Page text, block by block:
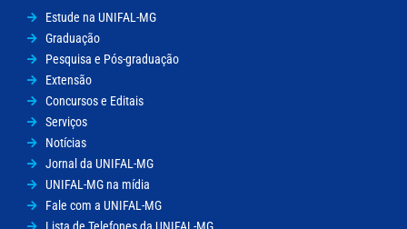
Estude na UNIFAL-MG
Graduação
Pesquisa e Pós-graduação
Extensão
Concursos e Editais
Serviços
Notícias
Jornal da UNIFAL-MG
UNIFAL-MG na mídia
Fale com a UNIFAL-MG